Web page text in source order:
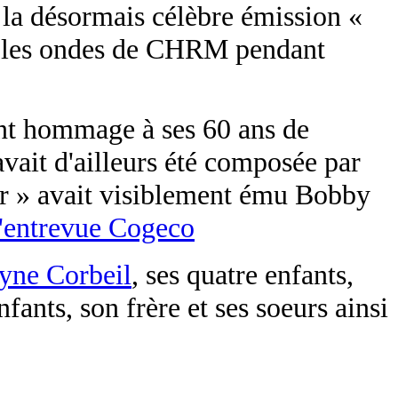
désormais célèbre émission «
ondes de CHRM pendant
hommage à ses 60 ans de
d'ailleurs été composée par
» avait visiblement ému Bobby
Cogeco
Corbeil, ses quatre enfants,
son frère et ses soeurs ainsi